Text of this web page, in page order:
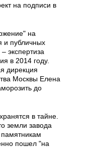
на подписи в
на
и публичных
экспертиза
в 2014 году.
дирекция
Москвы Елена
до
в тайне.
земли завода
памятникам
пошел "на